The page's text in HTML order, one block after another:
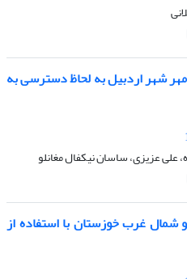
شهر اردبیل به لحاظ دسترسی به
علی عزیزی، ساسان نیکفال مغانلو
غرب خوزستان با استفاده از